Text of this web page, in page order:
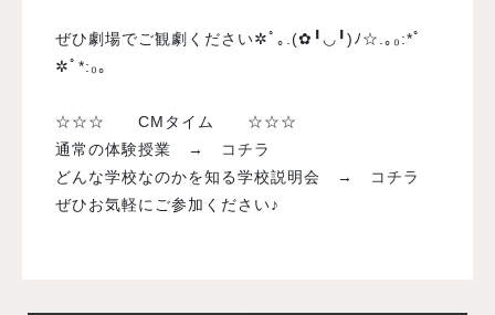
ぜひ劇場でご観劇ください✲ﾟ｡.(✿╹◡╹)ﾉ☆.｡₀:*ﾟ
✲ﾟ*:₀｡
☆☆☆ CMタイム ☆☆☆
通常の体験授業 →
コチラ
どんな学校なのかを知る学校説明会 →
コチラ
ぜひお気軽にご参加ください♪